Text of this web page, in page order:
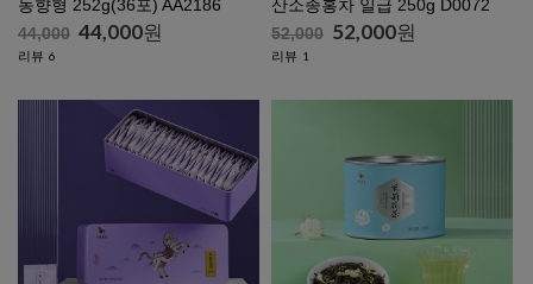
농향형 252g(36포) AA2186
44,000 44,000원
리뷰 6
산소종홍차 일급 250g D0072
52,000 52,000원
리뷰 1